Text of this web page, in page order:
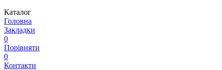
Каталог
Головна
Закладки
0
Порівняти
0
Контакти